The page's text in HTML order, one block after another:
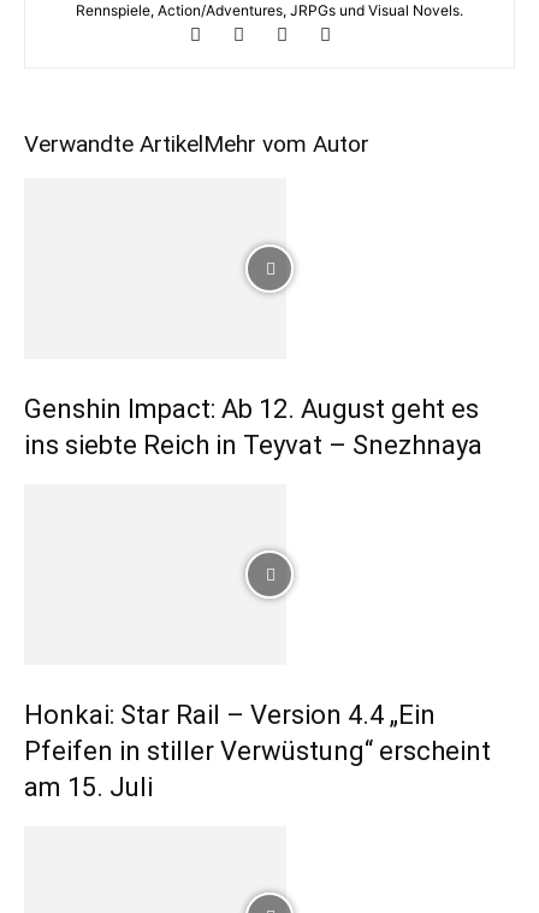
Rennspiele, Action/Adventures, JRPGs und Visual Novels.
Verwandte ArtikelMehr vom Autor
Genshin Impact: Ab 12. August geht es
ins siebte Reich in Teyvat – Snezhnaya
Honkai: Star Rail – Version 4.4 „Ein
Pfeifen in stiller Verwüstung“ erscheint
am 15. Juli